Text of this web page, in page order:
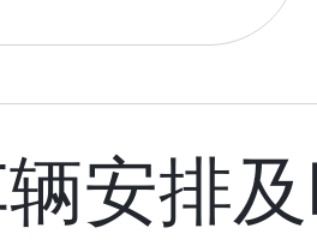
安排